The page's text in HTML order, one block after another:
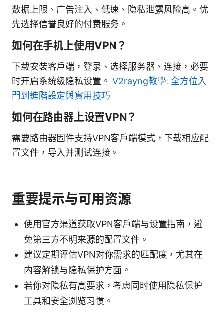
数据上限、广告注入、低速、隐私泄露风险高。优
先选择信誉良好的付费服务。
如何在手机上使用VPN？
下载安装客户端，登录、选择服务器、连接，必要
时开启系统级隐私设置。 V2rayng教學: 全方位入
門到進階設定與實用技巧
如何在路由器上设置VPN？
需要路由器固件支持VPN客户端模式，下载相应配
置文件，导入并测试连接。
重要提示与可用资源
使用官方渠道获取VPN客户端与设置指南，避
免第三方不明来源的配置文件。
建议定期评估VPN对你需求的匹配度，尤其在
内容解锁与隐私保护方面。
若你对隐私有高要求，考虑同时使用隐私保护
工具和安全浏览习惯。